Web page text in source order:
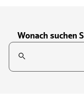
Wonach suchen
Suchfeld